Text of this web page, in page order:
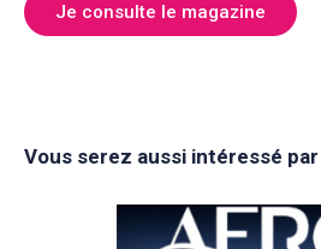
Je consulte le magazine
Vous serez aussi intéressé par